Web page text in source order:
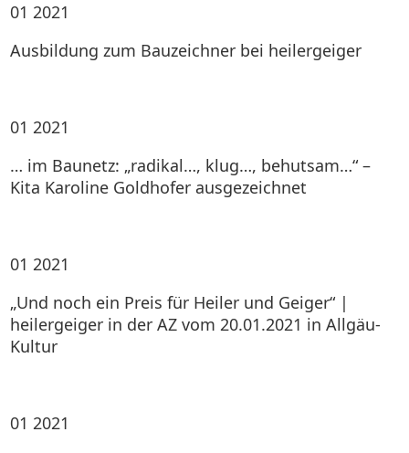
01 2021
Ausbildung zum Bauzeichner bei heilergeiger
01 2021
… im Baunetz: „radikal…, klug…, behutsam…“ –
Kita Karoline Goldhofer ausgezeichnet
01 2021
„Und noch ein Preis für Heiler und Geiger“ |
heilergeiger in der AZ vom 20.01.2021 in Allgäu-
Kultur
01 2021